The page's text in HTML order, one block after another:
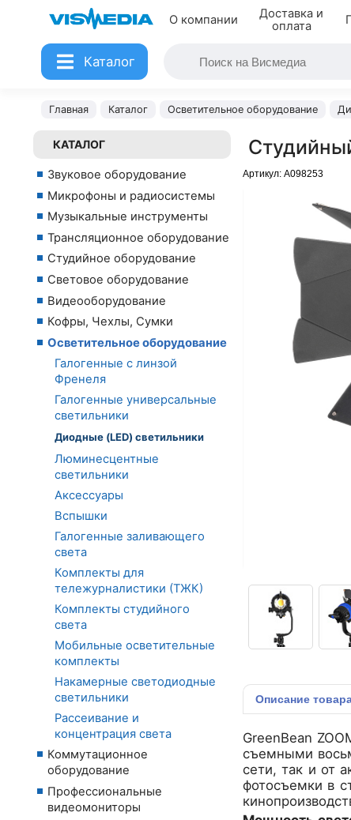
О компании
Доставка и
оплата
Каталог
Главная Каталог Осветительное оборудование
КАТАЛОГ
Звуковое оборудование
Микрофоны и радиосистемы
Музыкальные инструменты
Трансляционное оборудование
Студийное оборудование
Световое оборудование
Видеооборудование
Кофры, Чехлы, Сумки
Осветительное оборудование
Галогенные с линзой
Френеля
Галогенные универсальные
светильники
Диодные (LED) светильники
Люминесцентные
светильники
Аксессуары
Вспышки
Галогенные заливающего
света
Комплекты для
тележурналистики (ТЖК)
Комплекты студийного
света
Мобильные осветительные
комплекты
Накамерные светодиодные
светильники
Рассеивание и
концентрация света
Коммутационное
оборудование
Профессиональные
видеомониторы
Артикул: A098253
Описание
GreenBean
съемными
сети, так и от
фотосъемки в